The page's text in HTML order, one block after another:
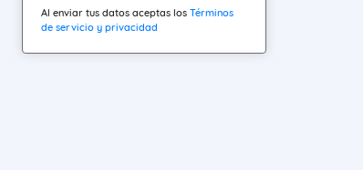
Al enviar tus datos aceptas los Términos
de servicio y privacidad